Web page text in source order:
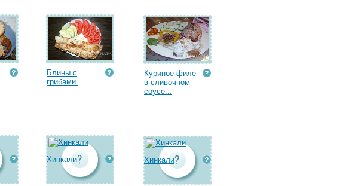
Блины с
грибами.
Куриное филе
в сливочном
соусе...
Хинкали Хинкали